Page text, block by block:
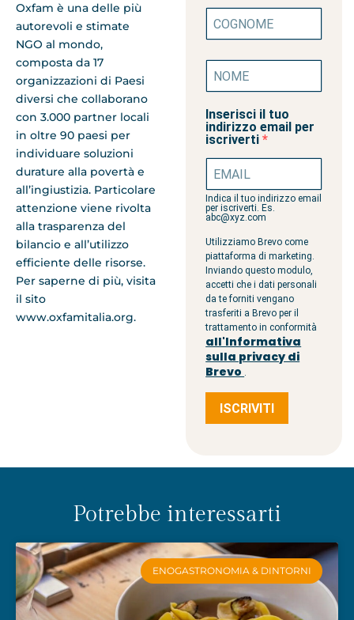
Oxfam è una delle più
autorevoli e stimate
NGO al mondo,
composta da 17
organizzazioni di Paesi
diversi che collaborano
con 3.000 partner locali
in oltre 90 paesi per
individuare soluzioni
durature alla povertà e
all’ingiustizia. Particolare
attenzione viene rivolta
alla trasparenza del
bilancio e all’utilizzo
efficiente delle risorse.
Per saperne di più, visita
il sito
www.oxfamitalia.org.
Inserisci il tuo
indirizzo email per
iscriverti
Indica il tuo indirizzo email
per iscriverti. Es.
abc@xyz.com
Utilizziamo Brevo come
piattaforma di marketing.
Inviando questo modulo,
accetti che i dati personali
da te forniti vengano
trasferiti a Brevo per il
trattamento in conformità
all'Informativa
sulla privacy di
Brevo .
ISCRIVITI
Potrebbe interessarti
ENOGASTRONOMIA & DINTORNI